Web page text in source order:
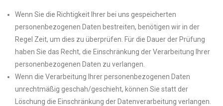
Wenn Sie die Richtigkeit Ihrer bei uns gespeicherten
personenbezogenen Daten bestreiten, benötigen wir in der
Regel Zeit, um dies zu überprüfen. Für die Dauer der Prüfung
haben Sie das Recht, die Einschränkung der Verarbeitung Ihrer
personenbezogenen Daten zu verlangen.
Wenn die Verarbeitung Ihrer personenbezogenen Daten
unrechtmäßig geschah/geschieht, können Sie statt der
Löschung die Einschränkung der Datenverarbeitung verlangen.